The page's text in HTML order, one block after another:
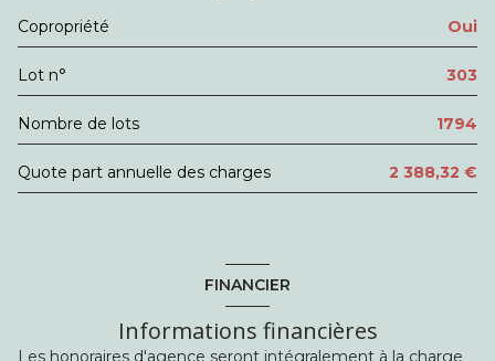
salle de bain
3.12 m²
Debarras
1.91 m²
chambre
11.5 m²
chambre
12.35 m²
Copropriété Oui
Lot n° 303
Nombre de lots 1794
Quote part annuelle des charges 2 388,32 €
FINANCIER
Informations financières
Les honoraires d'agence seront intégralement à la charge